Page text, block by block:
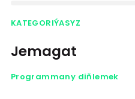
KATEGORIÝASYZ
Jemagat
Programmany diňlemek